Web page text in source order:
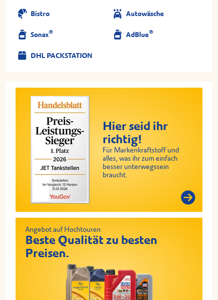
Bistro Autowäsche
Sonax® AdBlue®
DHL PACKSTATION
Hier seid ihr
richtig!
Für Markenkraftstoff und
alles, was ihr zum einfach
besser unterwegssein
braucht.
Angebot auf Hochtouren
Beste Qualität zu besten
Preisen.